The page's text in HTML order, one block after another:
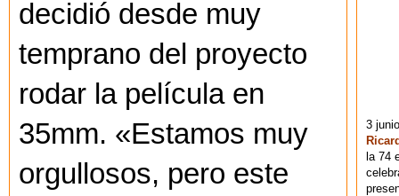
decidió desde muy
temprano del proyecto
rodar la película en
35mm. «Estamos muy
orgullosos, pero este
3
la 74